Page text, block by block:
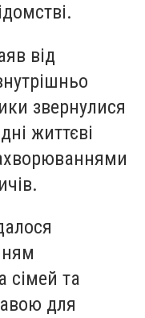
від
звернулися
життєві
сімей та
для